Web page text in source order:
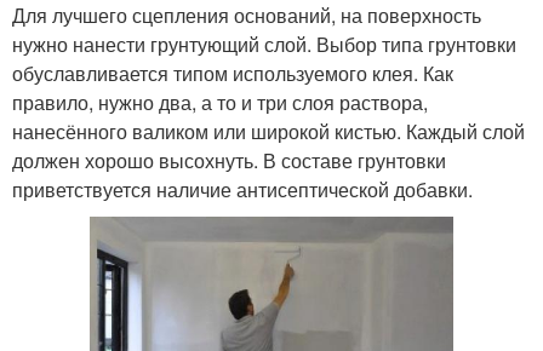
Для лучшего сцепления оснований, на поверхность
нужно нанести грунтующий слой. Выбор типа грунтовки
обуславливается типом используемого клея. Как
правило, нужно два, а то и три слоя раствора,
нанесённого валиком или широкой кистью. Каждый слой
должен хорошо высохнуть. В составе грунтовки
приветствуется наличие антисептической добавки.